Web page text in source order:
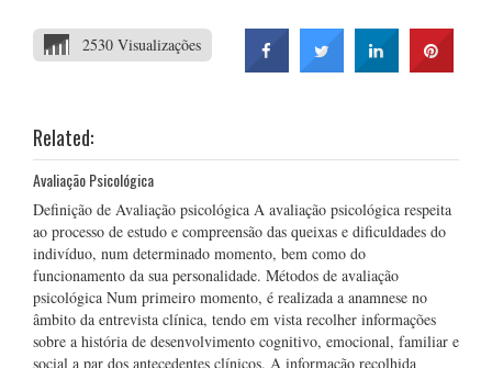
2530 Visualizações
Related:
Avaliação Psicológica
Definição de Avaliação psicológica A avaliação psicológica respeita
ao processo de estudo e compreensão das queixas e dificuldades do
indivíduo, num determinado momento, bem como do
funcionamento da sua personalidade. Métodos de avaliação
psicológica Num primeiro momento, é realizada a anamnese no
âmbito da entrevista clínica, tendo em vista recolher informações
sobre a história de desenvolvimento cognitivo, emocional, familiar e
social a par dos antecedentes clínicos. A informação recolhida